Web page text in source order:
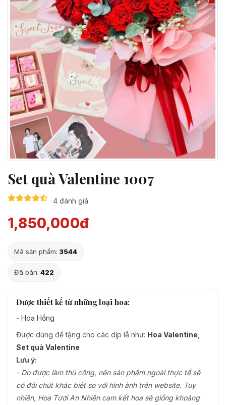
Set quà Valentine 1007
4 đánh giá
1,850,000đ
Mã sản phẩm: 3544
Đã bán: 422
Được thiết kế từ những loại hoa:
- Hoa Hồng
Được dùng để tặng cho các dịp lễ như: Hoa Valentine
Set quà Valentine
Lưu ý:
- Do được làm thủ công, nên sản phẩm ngoài thực tế sẽ
có đôi chút khác biệt so với hình ảnh trên website. Tuy
nhiên, Hoa Tươi An Nhiên cam kết hoa sẽ giống khoảng